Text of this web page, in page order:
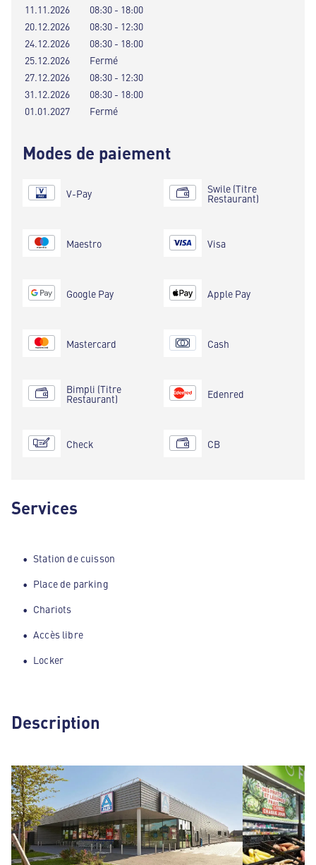
11.11.2026
08:30 - 18:00
20.12.2026
08:30 - 12:30
24.12.2026
08:30 - 18:00
25.12.2026
Fermé
27.12.2026
08:30 - 12:30
31.12.2026
08:30 - 18:00
01.01.2027
Fermé
Modes de paiement
V-Pay
Maestro
Google Pay
Mastercard
Bimpli (Titre
Restaurant)
Check
Swile (Titre
Restaurant)
Visa
Apple Pay
Cash
Edenred
CB
Services
Station de cuisson
Place de parking
Chariots
Accès libre
Locker
Description